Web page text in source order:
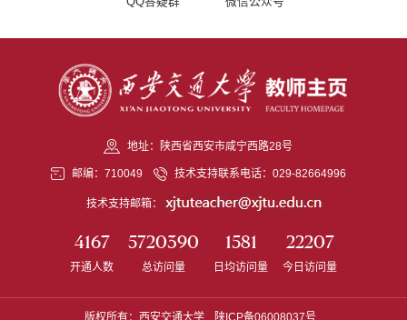
地址：陕西省西安市咸宁西路28号
邮编：710049 技术支持联系电话：029-82664996
技术支持邮箱：
4167
开通人数
5720390
总访问量
1581
日均访问量
22207
今日访问量